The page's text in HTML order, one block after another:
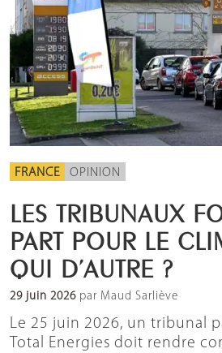
FRANCE OPINION
LES TRIBUNAUX
PART POUR LE
QUI D’AUTRE ?
29 juin 2026 par Maud Sarliève
Le 25 juin 2026, un tribunal
Total Energies doit rendre